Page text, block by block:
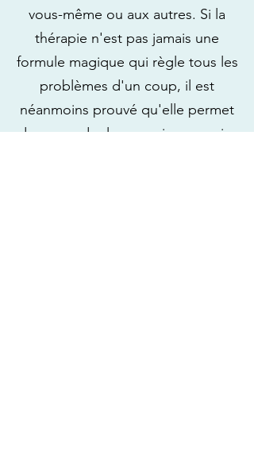
vous-même ou aux autres. Si la
thérapie n'est pas jamais une
formule magique qui règle tous les
problèmes d'un coup, il est
néanmoins prouvé qu'elle permet
de reprendre le pouvoir sur sa vie,